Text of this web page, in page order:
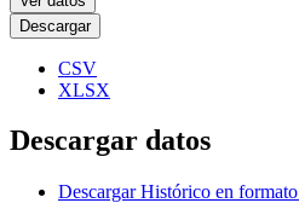
Descargar
CSV
XLSX
Descargar datos
Descargar Histórico en formato